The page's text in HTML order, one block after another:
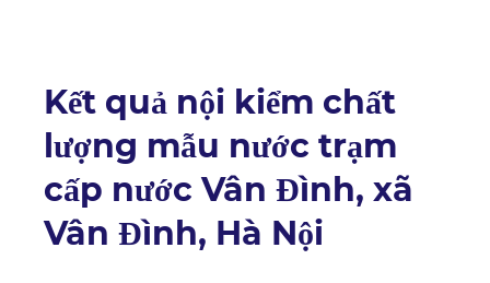
Kết quả nội kiểm chất
lượng mẫu nước trạm
cấp nước Vân Đình, xã
Vân Đình, Hà Nội